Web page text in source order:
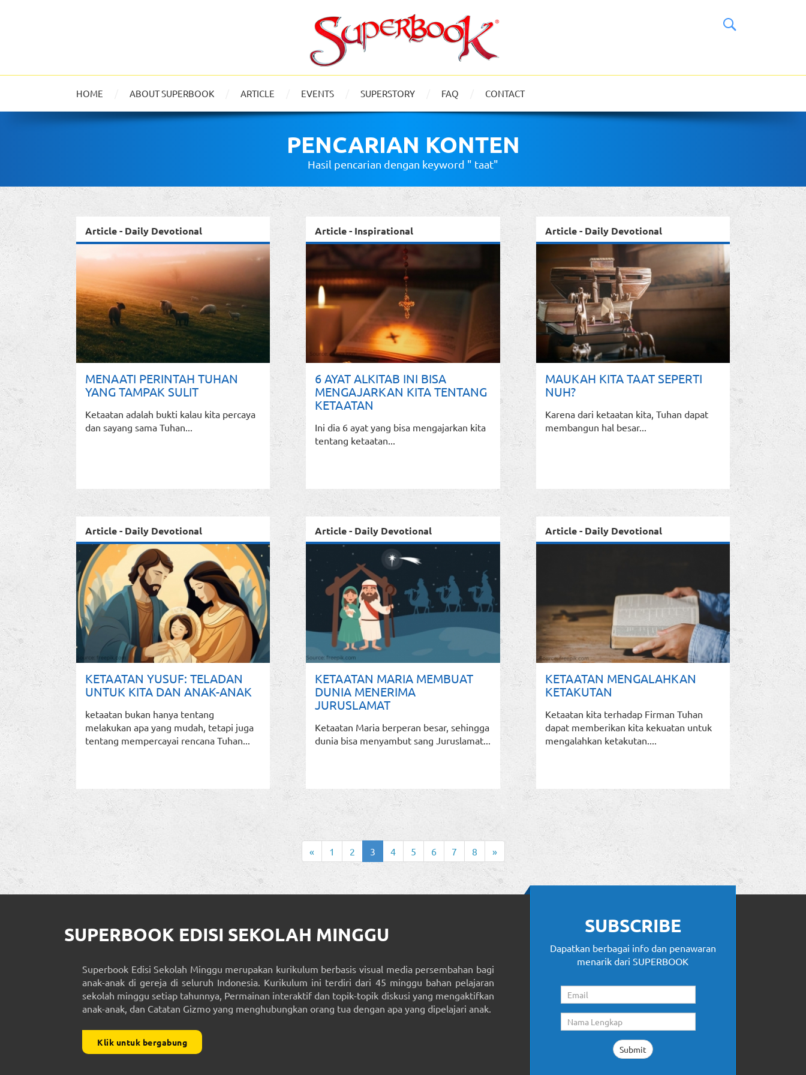
HOME ABOUT SUPERBOOK ARTICLE EVENTS SUPERSTORY FAQ CONTACT
PENCARIAN KONTEN
Hasil pencarian dengan keyword " taat"
Article - Daily Devotional
MENAATI PERINTAH TUHAN
YANG TAMPAK SULIT
Ketaatan adalah bukti kalau kita percaya
dan sayang sama Tuhan...
Article - Inspirational
6 AYAT ALKITAB INI BISA
MENGAJARKAN KITA TENTANG
KETAATAN
Ini dia 6 ayat yang bisa mengajarkan kita
tentang ketaatan...
Article - Daily Devotional
MAUKAH KITA TAAT SEPERTI
NUH?
Karena dari ketaatan kita, Tuhan dapat
membangun hal besar...
Article - Daily Devotional
KETAATAN YUSUF: TELADAN
UNTUK KITA DAN ANAK-ANAK
ketaatan bukan hanya tentang
melakukan apa yang mudah, tetapi juga
tentang mempercayai rencana Tuhan...
Article - Daily Devotional
KETAATAN MARIA MEMBUAT
DUNIA MENERIMA
JURUSLAMAT
Ketaatan Maria berperan besar, sehingga
dunia bisa menyambut sang Juruslamat...
Article - Daily Devotional
KETAATAN MENGALAHKAN
KETAKUTAN
Ketaatan kita terhadap Firman Tuhan
dapat memberikan kita kekuatan untuk
mengalahkan ketakutan....
« 1 2 3 4 5 6 7 8 »
SUPERBOOK EDISI SEKOLAH MINGGU
Superbook Edisi Sekolah Minggu merupakan kurikulum berbasis visual media persembahan bagi
anak-anak di gereja di seluruh Indonesia. Kurikulum ini terdiri dari 45 minggu bahan pelajaran
sekolah minggu setiap tahunnya, Permainan interaktif dan topik-topik diskusi yang mengaktifkan
anak-anak, dan Catatan Gizmo yang menghubungkan orang tua dengan apa yang dipelajari anak.
Klik untuk bergabung
SUBSCRIBE
Dapatkan berbagai info dan penawaran
menarik dari SUPERBOOK